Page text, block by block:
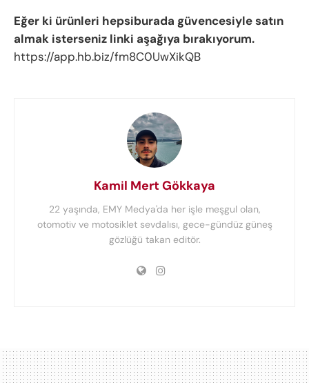
Eğer ki ürünleri hepsiburada güvencesiyle satın
almak isterseniz linki aşağıya bırakıyorum.
https://app.hb.biz/fm8C0UwXikQB
Kamil Mert Gökkaya
22 yaşında, EMY Medya'da her işle meşgul olan,
otomotiv ve motosiklet sevdalısı, gece-gündüz güneş
gözlüğü takan editör.